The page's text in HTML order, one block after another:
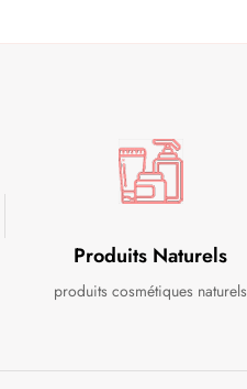
Produits Naturels
produits cosmétiques naturels